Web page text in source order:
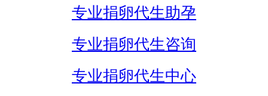
专业捐卵代生助孕
专业捐卵代生咨询
专业捐卵代生中心